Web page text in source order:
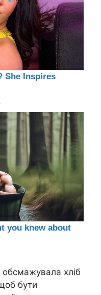
обсмажувала хліб
бути